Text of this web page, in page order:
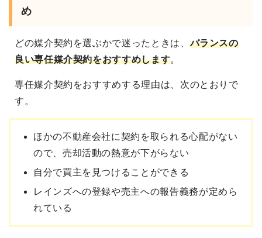
め
どの媒介契約を選ぶかで迷ったときは、バランスの
良い専任媒介契約をおすすめします。
専任媒介契約をおすすめする理由は、次のとおりで
す。
ほかの不動産会社に契約を取られる心配がない
ので、売却活動の熱意が下がらない
自分で買主を見つけることができる
レインズへの登録や売主への報告義務が定めら
れている